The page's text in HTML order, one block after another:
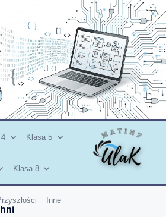
Klasa 5
Klasa 8
Inne